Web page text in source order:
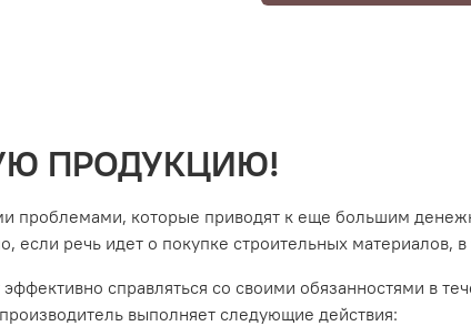
ПРОДУКЦИЮ!
проблемами, которые приводят к еще большим
речь идет о покупке строительных материалов, в
справляться со своими обязанностями в
выполняет следующие действия: